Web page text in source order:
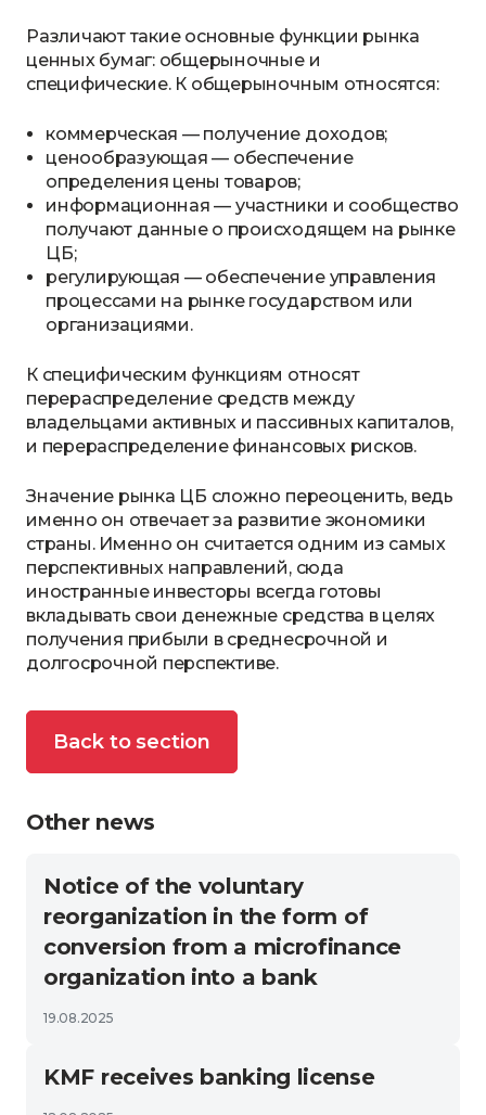
Различают такие основные функции рынка
ценных бумаг: общерыночные и
специфические. К общерыночным относятся:
коммерческая — получение доходов;
ценообразующая — обеспечение
определения цены товаров;
информационная — участники и сообщество
получают данные о происходящем на рынке
ЦБ;
регулирующая — обеспечение управления
процессами на рынке государством или
организациями.
К специфическим функциям относят
перераспределение средств между
владельцами активных и пассивных капиталов,
и перераспределение финансовых рисков.
Значение рынка ЦБ сложно переоценить, ведь
именно он отвечает за развитие экономики
страны. Именно он считается одним из самых
перспективных направлений, сюда
иностранные инвесторы всегда готовы
вкладывать свои денежные средства в целях
получения прибыли в среднесрочной и
долгосрочной перспективе.
Back to section
Other news
Notice of the voluntary
reorganization in the form of
conversion from a microfinance
organization into a bank
19.08.2025
KMF receives banking license